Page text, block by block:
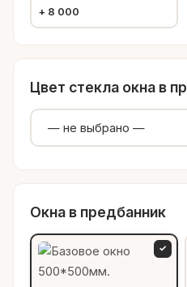
+ 8 000
Цвет стекла окна в
Окна в предбанник
✓